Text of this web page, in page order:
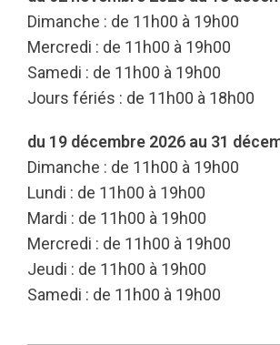
Dimanche : de 11h00 à 19h00
Mercredi : de 11h00 à 19h00
Samedi : de 11h00 à 19h00
Jours fériés : de 11h00 à 18h00
du 19 décembre 2026 au 31
Dimanche : de 11h00 à 19h00
Lundi : de 11h00 à 19h00
Mardi : de 11h00 à 19h00
Mercredi : de 11h00 à 19h00
Jeudi : de 11h00 à 19h00
Samedi : de 11h00 à 19h00